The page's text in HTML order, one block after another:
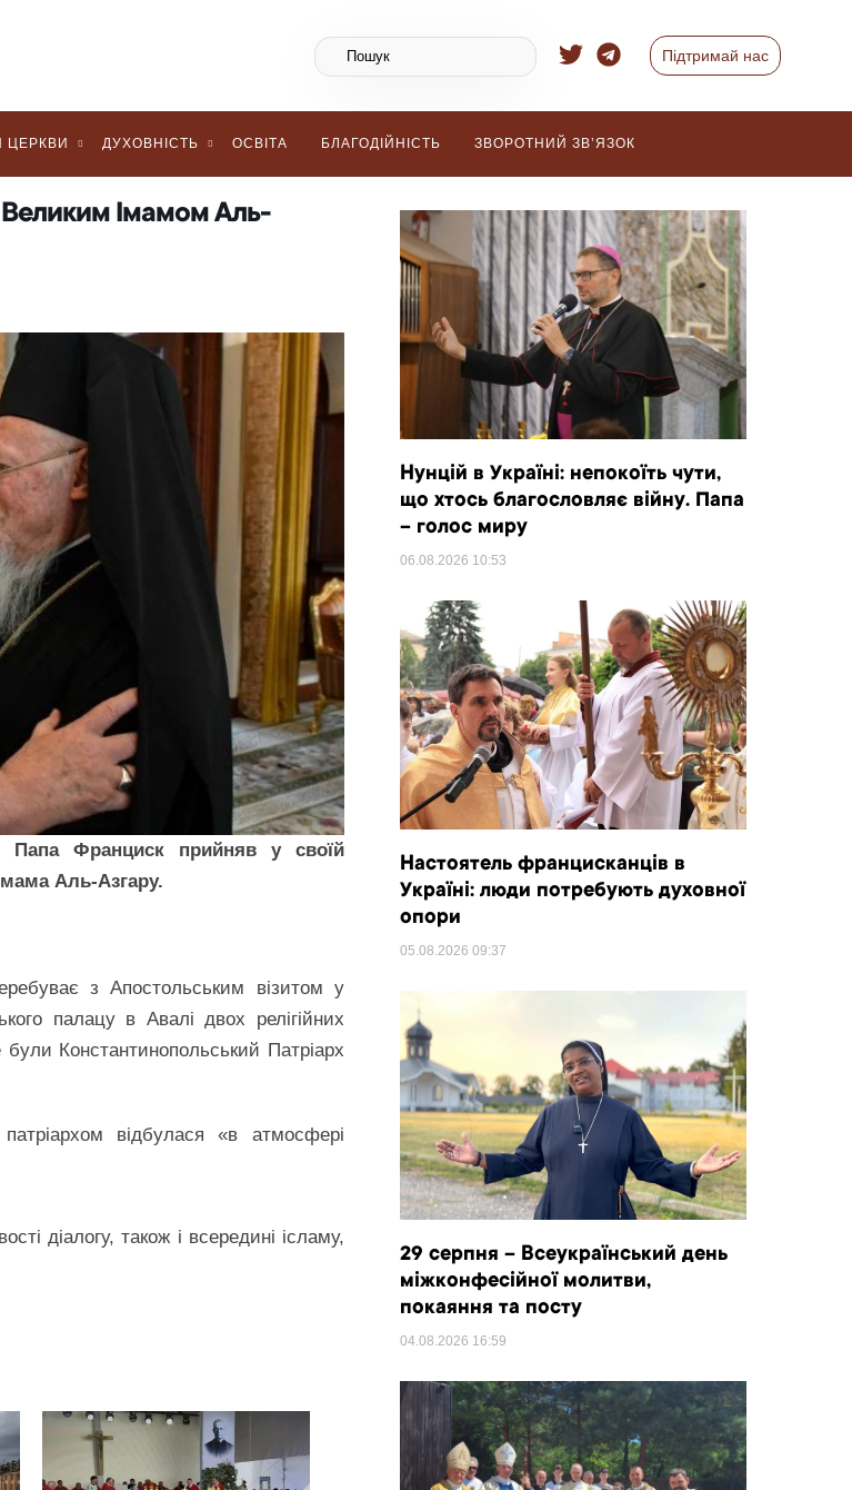
Підтримай нас
ЦЕРКВИ ДУХОВНІСТЬ ОСВІТА БЛАГОДІЙНІСТЬ ЗВОРОТНИЙ ЗВ’ЯЗОК
Великим Імамом Аль-
Папа Франциск прийняв у своїй
Аль-Азгару.
з Апостольським візитом у
палацу в Авалі двох релігійних
Константинопольський Патріарх
відбулася «в атмосфері
діалогу, також і всередині ісламу,
Нунцій в Україні: непокоїть чути,
що хтось благословляє війну. Папа
– голос миру
06.08.2026 10:53
Настоятель францисканців в
Україні: люди потребують духовної
опори
05.08.2026 09:37
29 серпня – Всеукраїнський день
міжконфесійної молитви,
покаяння та посту
04.08.2026 16:59